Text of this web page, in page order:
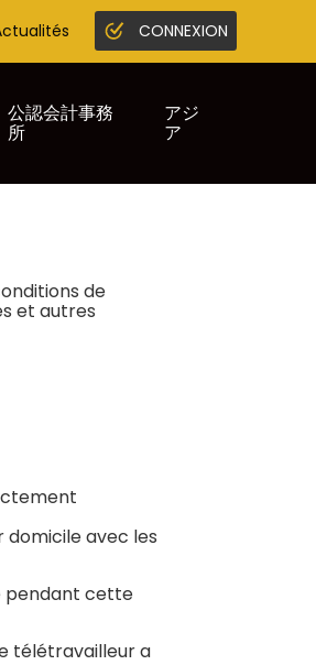
CONNEXION
公認会計事務
所
アジ
ア
de
et autres
avec les
pendant cette
télétravailleur a